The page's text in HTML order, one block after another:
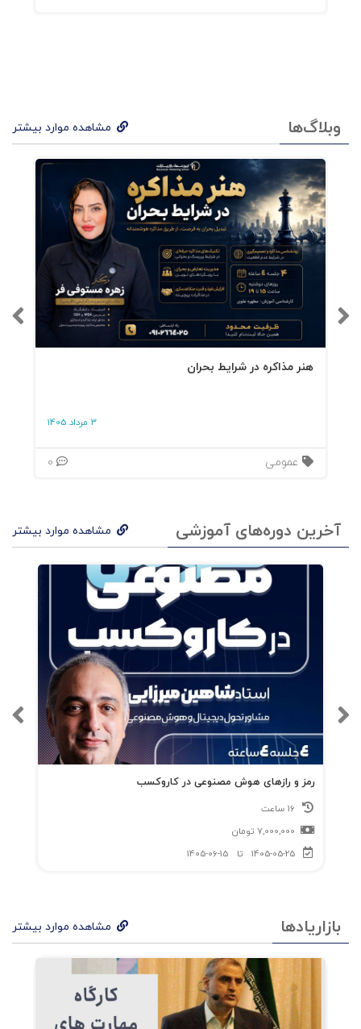
ی
کنید
،
برند
شما
قوی
تر
خوا
دیده
می
شود
وبلاگ‌ها مشاهده موارد بیشتر
هنر مذاکره در شرایط بحران
3 مرداد 1405
عمومی
آخرین دوره‌های آموزشی مشاهده موارد بیشتر
رمز و رازهای هوش مصنوعی در کاروکسب
7,000,000 تومان
1405-05-25
تا 1405-06-15
بازاریادها مشاهده موارد بیشتر